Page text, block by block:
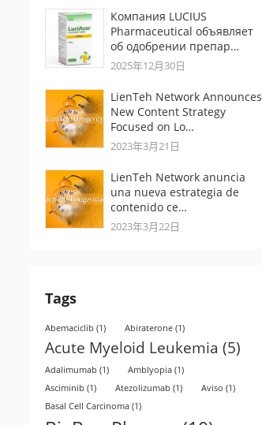
Компания LUCIUS
Pharmaceutical объявляет
об одобрении препар…
2025年12月30日
LienTeh Network Announces
New Content Strategy
Focused on Lo…
2023年3月21日
LienTeh Network anuncia
una nueva estrategia de
contenido ce…
2023年3月22日
Tags
Abemaciclib (1) Abiraterone (1)
Acute Myeloid Leukemia (5)
Adalimumab (1) Amblyopia (1)
Asciminib (1) Atezolizumab (1) Aviso (1)
Basal Cell Carcinoma (1)